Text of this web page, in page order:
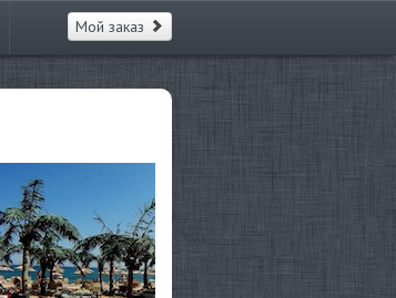
Мой заказ